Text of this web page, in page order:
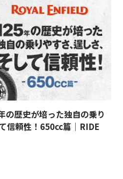
の歴史が培った独自の乗り
信頼性！650cc篇｜RIDE